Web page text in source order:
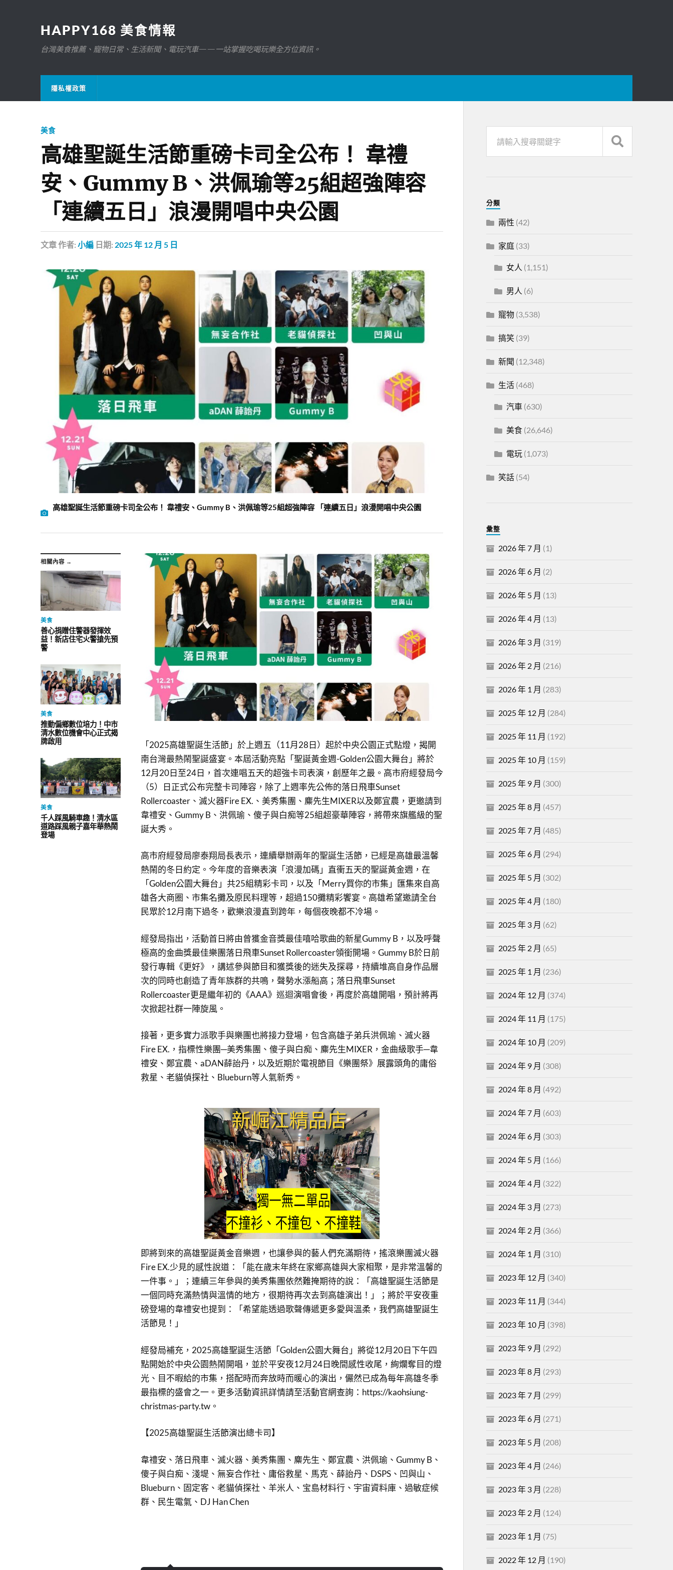
HAPPY168 美食情報
台灣美食推薦、寵物日常、生活新聞、電玩汽車——一站掌握吃喝玩樂全方位資訊。
隱私權政策
美食
高雄聖誕生活節重磅卡司全公布！ 韋禮
安、Gummy B、洪佩瑜等25組超強陣容
「連續五日」浪漫開唱中央公園
文章作者: 小編 日期: 2025 年 12 月 5 日
高雄聖誕生活節重磅卡司全公布！ 韋禮安、Gummy B、洪佩瑜等25組超強陣容 「連續五日」浪漫開唱中央公園
相關內容 →
美食
善心捐贈住警器發揮效
益！新店住宅火警搶先預
警
美食
推動偏鄉數位培力！中市
清水數位機會中心正式揭
牌啟用
美食
千人踩風騎車趣！清水區
道路踩風親子嘉年華熱鬧
登場
「2025高雄聖誕生活節」於上週五（11月28日）起於中央公園正式點燈，揭開
南台灣最熱鬧聖誕盛宴。本屆活動亮點「聖誕黃金週-Golden公園大舞台」將於
12月20日至24日，首次連唱五天的超強卡司表演，創歷年之最。高市府經發局今
（5）日正式公布完整卡司陣容，除了上週率先公佈的落日飛車Sunset
Rollercoaster、滅火器Fire EX.、美秀集團、麋先生MIXER以及鄭宜農，更邀請到
韋禮安、Gummy B、洪佩瑜、傻子與白痴等25組超豪華陣容，將帶來旗艦級的聖
誕大秀。
高市府經發局廖泰翔局長表示，連續舉辦兩年的聖誕生活節，已經是高雄最溫馨
熱鬧的冬日約定。今年度的音樂表演「浪漫加碼」直衝五天的聖誕黃金週，在
「Golden公園大舞台」共25組精彩卡司，以及「Merry買你的市集」匯集來自高
雄各大商圈、市集名攤及原民料理等，超過150攤精彩饗宴。高雄希望邀請全台
民眾於12月南下過冬，歡樂浪漫直到跨年，每個夜晚都不冷場。
經發局指出，活動首日將由曾獲金音獎最佳嘻哈歌曲的新星Gummy B，以及呼聲
極高的金曲獎最佳樂團落日飛車Sunset Rollercoaster領銜開場。Gummy B於日前
發行專輯《更好》，講述參與節目和獲獎後的迷失及探尋，持續堆高自身作品層
次的同時也創造了青年族群的共鳴，聲勢水漲船高；落日飛車Sunset
Rollercoaster更是繼年初的《AAA》巡迴演唱會後，再度於高雄開唱，預計將再
次掀起社群一陣旋風。
接著，更多實力派歌手與樂團也將接力登場，包含高雄子弟兵洪佩瑜、滅火器
Fire EX.，指標性樂團─美秀集團、傻子與白痴、麋先生MIXER，金曲級歌手─韋
禮安、鄭宜農、aDAN薛詒丹，以及近期於電視節目《樂團祭》展露頭角的庸俗
救星、老貓偵探社、Blueburn等人氣新秀。
即將到來的高雄聖誕黃金音樂週，也讓參與的藝人們充滿期待，搖滾樂團滅火器
Fire EX.少見的感性說道：「能在歲末年終在家鄉高雄與大家相聚，是非常溫馨的
一件事。」；連續三年參與的美秀集團依然難掩期待的說：「高雄聖誕生活節是
一個同時充滿熱情與溫情的地方，很期待再次去到高雄演出！」；將於平安夜重
磅登場的韋禮安也提到：「希望能透過歌聲傳遞更多愛與溫柔，我們高雄聖誕生
活節見！」
經發局補充，2025高雄聖誕生活節「Golden公園大舞台」將從12月20日下午四
點開始於中央公園熱鬧開唱，並於平安夜12月24日晚間感性收尾，絢爛奪目的燈
光、目不暇給的市集，搭配時而奔放時而暖心的演出，儼然已成為每年高雄冬季
最指標的盛會之一。更多活動資訊詳情請至活動官網查詢：https://kaohsiung-
christmas-party.tw。
【2025高雄聖誕生活節演出總卡司】
韋禮安、落日飛車、滅火器、美秀集團、麋先生、鄭宜農、洪佩瑜、Gummy B、
傻子與白痴、淺堤、無妄合作社、庸俗救星、馬克、薛詒丹、DSPS、凹與山、
Blueburn、固定客、老貓偵探社、羊米人、宝島材料行、宇宙資料庫、過敏症候
群、民生電氣、DJ Han Chen
分類
兩性 (42)
家庭(33)
女人 (1,151)
男人 (6)
寵物(3,538)
搞笑(39)
新聞 (12,348)
生活(468)
汽車(630)
美食(26,646)
電玩(1,073)
笑話(54)
彙整
2026 年 7 月 (1)
2026 年 6 月 (2)
2026 年 5 月 (13)
2026 年 4 月 (13)
2026 年 3 月 (319)
2026 年 2 月 (216)
2026 年 1 月 (283)
2025 年 12 月 (284)
2025 年 11 月 (192)
2025 年 10 月 (159)
2025 年 9 月 (300)
2025 年 8 月 (457)
2025 年 7 月 (485)
2025 年 6 月 (294)
2025 年 5 月 (302)
2025 年 4 月 (180)
2025 年 3 月 (62)
2025 年 2 月 (65)
2025 年 1 月 (236)
2024 年 12 月 (374)
2024 年 11 月 (175)
2024 年 10 月 (209)
2024 年 9 月 (308)
2024 年 8 月 (492)
2024 年 7 月 (603)
2024 年 6 月 (303)
2024 年 5 月 (166)
2024 年 4 月 (322)
2024 年 3 月 (273)
2024 年 2 月 (366)
2024 年 1 月 (310)
2023 年 12 月 (340)
2023 年 11 月 (344)
2023 年 10 月 (398)
2023 年 9 月 (292)
2023 年 8 月 (293)
2023 年 7 月 (299)
2023 年 6 月 (271)
2023 年 5 月 (208)
2023 年 4 月 (246)
2023 年 3 月 (228)
2023 年 2 月 (124)
2023 年 1 月 (75)
2022 年 12 月 (190)